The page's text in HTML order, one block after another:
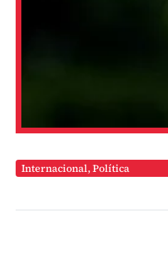
Internacional,Política